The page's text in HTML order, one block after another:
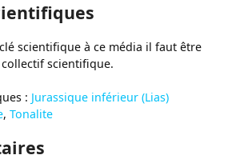
scientifique à ce média il faut être
scientifique.
: Jurassique inférieur (Lias)
,Tonalite